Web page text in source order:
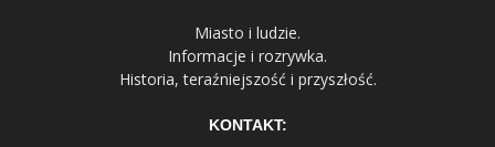
Miasto i ludzie.
Informacje i rozrywka.
Historia, teraźniejszość i przyszłość.
KONTAKT: